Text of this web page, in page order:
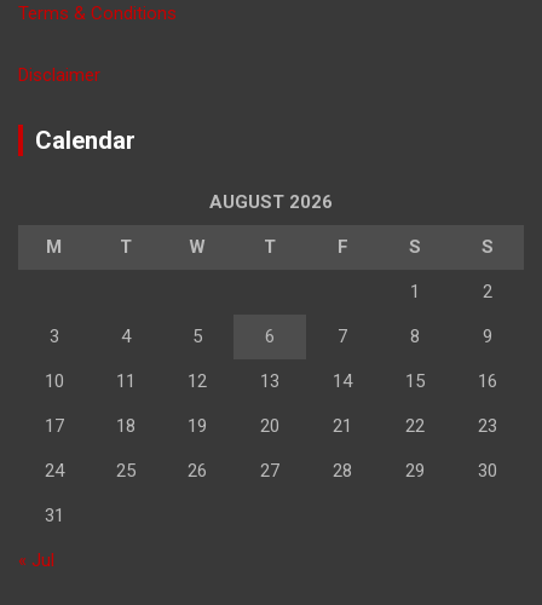
Terms & Conditions
Disclaimer
Calendar
AUGUST 2026
M T W T F S S
1 2
3 4 5 6 7 8 9
10 11 12 13 14 15 16
17 18 19 20 21 22 23
24 25 26 27 28 29 30
31
« Jul